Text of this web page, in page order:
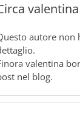
autore non
valentina
nel blog.